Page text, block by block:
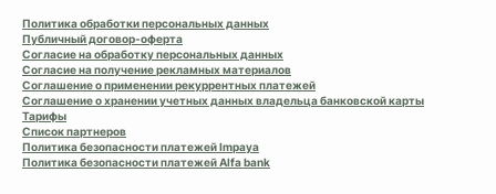
Политика обработки персональных данных
Публичный договор-оферта
Согласие на обработку персональных данных
Согласие на получение рекламных материалов
Соглашение о применении рекуррентных платежей
Соглашение о хранении учетных данных владельца банковской карты
Тарифы
Список партнеров
Политика безопасности платежей Impaya
Политика безопасности платежей Alfa bank